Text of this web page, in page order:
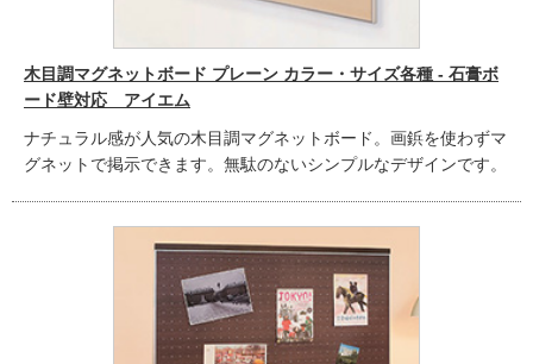
木目調マグネットボード プレーン カラー・サイズ各種 - 石膏ボ
ード壁対応 アイエム
ナチュラル感が人気の木目調マグネットボード。画鋲を使わずマ
グネットで掲示できます。無駄のないシンプルなデザインです。